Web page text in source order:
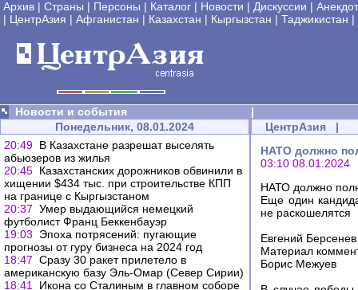
Архив | Страны | Персоны | Каталог | Новости | Дискуссии |
| ЦентрАзия | Афганистан | Казахстан | Кыргызстан | Таджикистан |
Новости и события
|
Понедельник, 08.01.2024
20:49 В Казахстане разрешат выселять
абьюзеров из жилья
20:45 Казахстанских дорожников обвинили в
хищении $434 тыс. при строительстве КПП
на границе с Кыргызстаном
20:37 Умер выдающийся немецкий
футболист Франц Беккенбауэр
19:03
Эпоха потрясений: пугающие
прогнозы от гуру бизнеса на 2024 год
18:47 Сразу 30 ракет прилетело в
американскую базу Эль-Омар (Север Сирии)
18:41
Икона со Сталиным в главном соборе
ЦентрАзия |
НАТО должно
03:10 08.01.2024
НАТО должно
Еще один
не раскошелятся
Евгений Берсенев
Материал
Борис Межуев